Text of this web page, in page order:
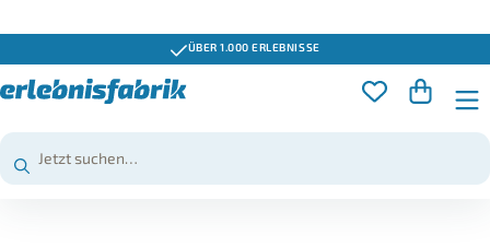
GUTSCHEINE 3 JAHRE GÜLTIG